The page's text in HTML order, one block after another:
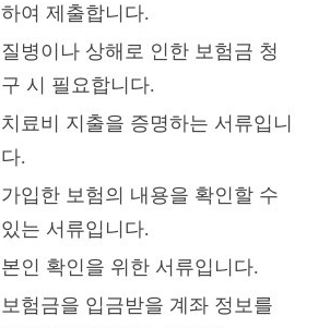
하여 제출합니다.
질병이나 상해로 인한 보험금 청
구 시 필요합니다.
치료비 지출을 증명하는 서류입니
다.
가입한 보험의 내용을 확인할 수
있는 서류입니다.
본인 확인을 위한 서류입니다.
보험금을 입금받을 계좌 정보를